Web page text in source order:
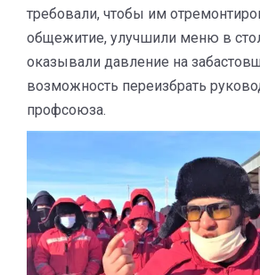
требовали, чтобы им
общежитие, улучшили меню в
оказывали давление на
возможность переизбрать
профсоюза.